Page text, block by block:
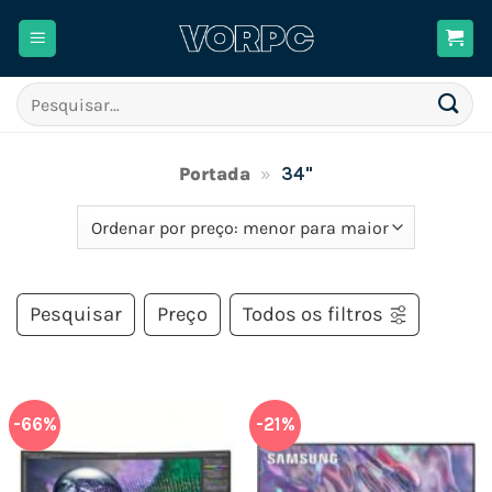
Pesquisar
por:
Portada » 34"
Pesquisar Preço Todos os filtros
-66% -21%